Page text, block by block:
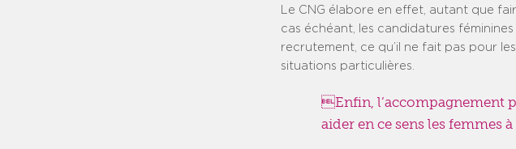
Le CNG élabore en effet, autant que
cas échéant, les candidatures
recrutement, ce qu’il ne fait pas pour
situations particulières.
Enfin, l’accompagnement
aider en ce sens les femmes